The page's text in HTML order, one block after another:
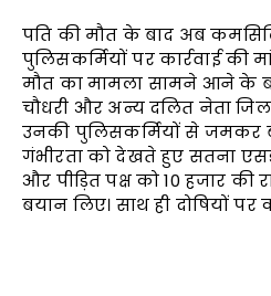
पति की मौत के बाद अब
पुलिसकर्मियों पर कार्रवाई की
मौत का मामला सामने आने के
चौधरी और अन्य दलित नेता
उनकी पुलिसकर्मियों से जमकर
गंभीरता को देखते हुए सतना
और पीड़ित पक्ष को 10 हजार की
बयान लिए। साथ ही दोषियों पर